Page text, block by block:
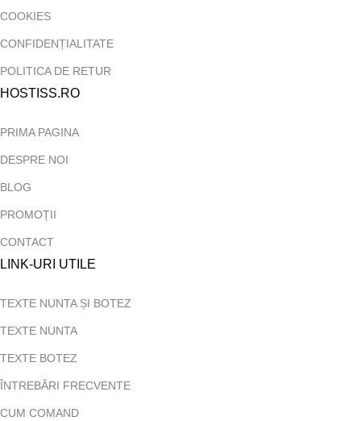
COOKIES
CONFIDENȚIALITATE
POLITICA DE RETUR
HOSTISS.RO
PRIMA PAGINA
DESPRE NOI
BLOG
PROMOȚII
CONTACT
LINK-URI UTILE
TEXTE NUNTA ȘI BOTEZ
TEXTE NUNTA
TEXTE BOTEZ
ÎNTREBĂRI FRECVENTE
CUM COMAND